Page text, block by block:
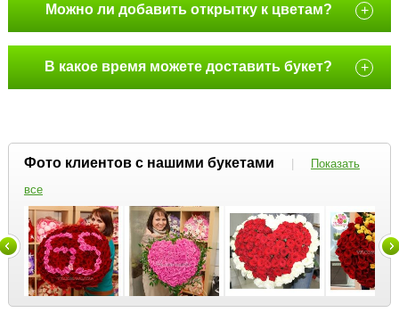
Можно ли добавить открытку к цветам? +
В какое время можете доставить букет? +
Фото клиентов с нашими букетами |
Показать
все